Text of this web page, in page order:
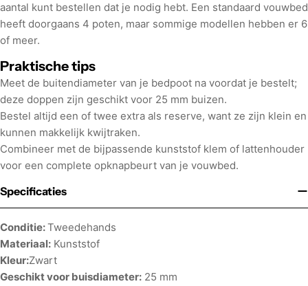
aantal kunt bestellen dat je nodig hebt. Een standaard vouwbed
heeft doorgaans 4 poten, maar sommige modellen hebben er 6
of meer.
Praktische tips
Meet de buitendiameter van je bedpoot na voordat je bestelt;
deze doppen zijn geschikt voor 25 mm buizen.
Bestel altijd een of twee extra als reserve, want ze zijn klein en
kunnen makkelijk kwijtraken.
Combineer met de bijpassende kunststof klem of lattenhouder
voor een complete opknapbeurt van je vouwbed.
Specificaties
Conditie:Tweedehands
Materiaal: Kunststof
Kleur:Zwart
Geschikt voor buisdiameter: 25 mm